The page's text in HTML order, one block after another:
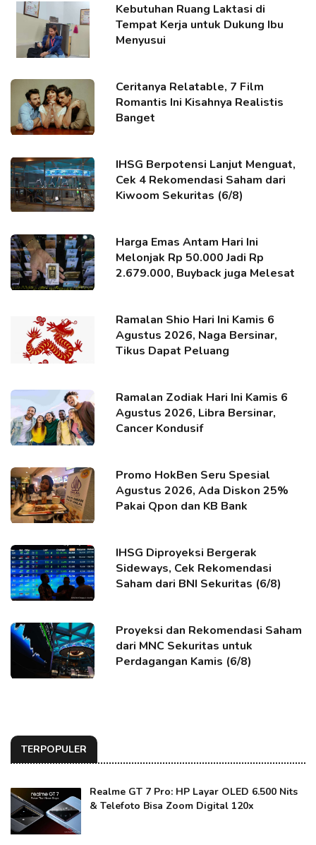
Kebutuhan Ruang Laktasi di
Tempat Kerja untuk Dukung Ibu
Menyusui
Ceritanya Relatable, 7 Film
Romantis Ini Kisahnya Realistis
Banget
IHSG Berpotensi Lanjut Menguat,
Cek 4 Rekomendasi Saham dari
Kiwoom Sekuritas (6/8)
Harga Emas Antam Hari Ini
Melonjak Rp 50.000 Jadi Rp
2.679.000, Buyback juga Melesat
Ramalan Shio Hari Ini Kamis 6
Agustus 2026, Naga Bersinar,
Tikus Dapat Peluang
Ramalan Zodiak Hari Ini Kamis 6
Agustus 2026, Libra Bersinar,
Cancer Kondusif
Promo HokBen Seru Spesial
Agustus 2026, Ada Diskon 25%
Pakai Qpon dan KB Bank
IHSG Diproyeksi Bergerak
Sideways, Cek Rekomendasi
Saham dari BNI Sekuritas (6/8)
Proyeksi dan Rekomendasi Saham
dari MNC Sekuritas untuk
Perdagangan Kamis (6/8)
TERPOPULER
Realme GT 7 Pro: HP Layar OLED 6.500 Nits
& Telefoto Bisa Zoom Digital 120x